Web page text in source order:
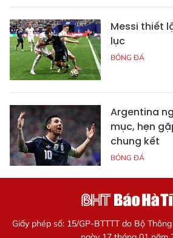
Messi thiết
lục
BÓNG ĐÁ
Argentina
mục, hẹn
chung kết
BÓNG ĐÁ
Giấy phép số: 15/GP-BTTTT do Bộ